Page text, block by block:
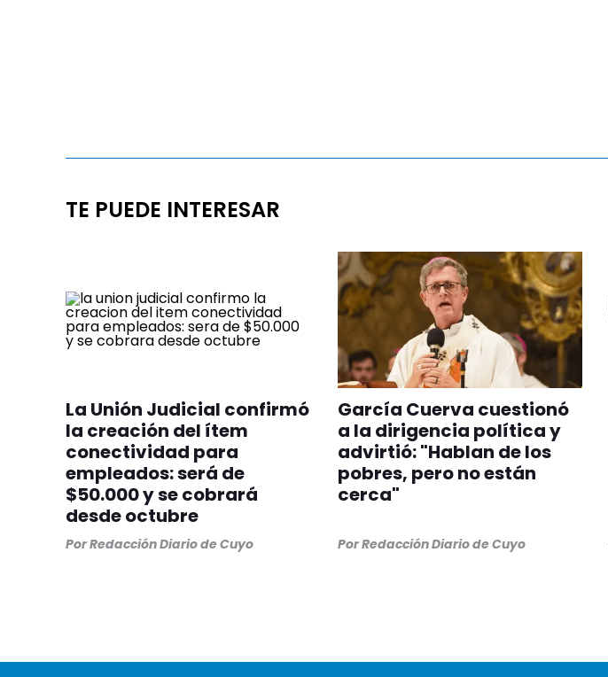
TE PUEDE INTERESAR
La Unión Judicial confirmó
la creación del ítem
conectividad para
empleados: será de
$50.000 y se cobrará
desde octubre
PorRedacción Diario de Cuyo
García Cuerva cuestionó
a la dirigencia política y
advirtió: "Hablan de los
pobres, pero no están
cerca"
PorRedacción Diario de Cuyo